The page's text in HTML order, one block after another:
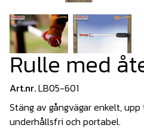
Rulle med
Art.nr.LB05-601
Stäng av gångvägar enkelt,
underhållsfri och portabel.